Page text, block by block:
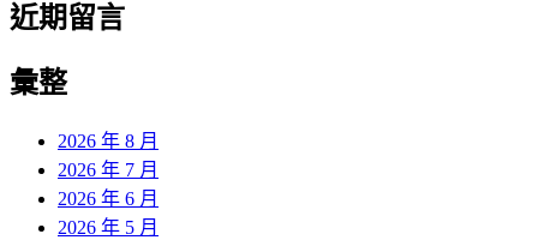
近期留言
彙整
2026 年 8 月
2026 年 7 月
2026 年 6 月
2026 年 5 月